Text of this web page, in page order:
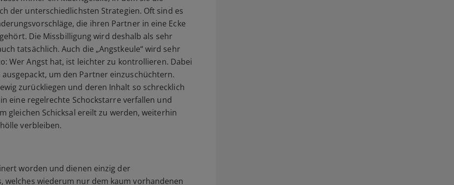
der unterschiedlichsten Strategien. Oft sind es
die ihren Partner in eine Ecke
Die Missbilligung wird deshalb als sehr
tatsächlich. Auch die „Angstkeule“ wird sehr
Wer Angst hat, ist leichter zu kontrollieren. Dabei
um den Partner einzuschüchtern.
zurückliegen und deren Inhalt so schrecklich
eine regelrechte Schockstarre verfallen und
gleichen Schicksal ereilt zu werden, weiterhin
verbleiben.
worden und dienen einzig der
welches wiederum nur dem kaum vorhandenen